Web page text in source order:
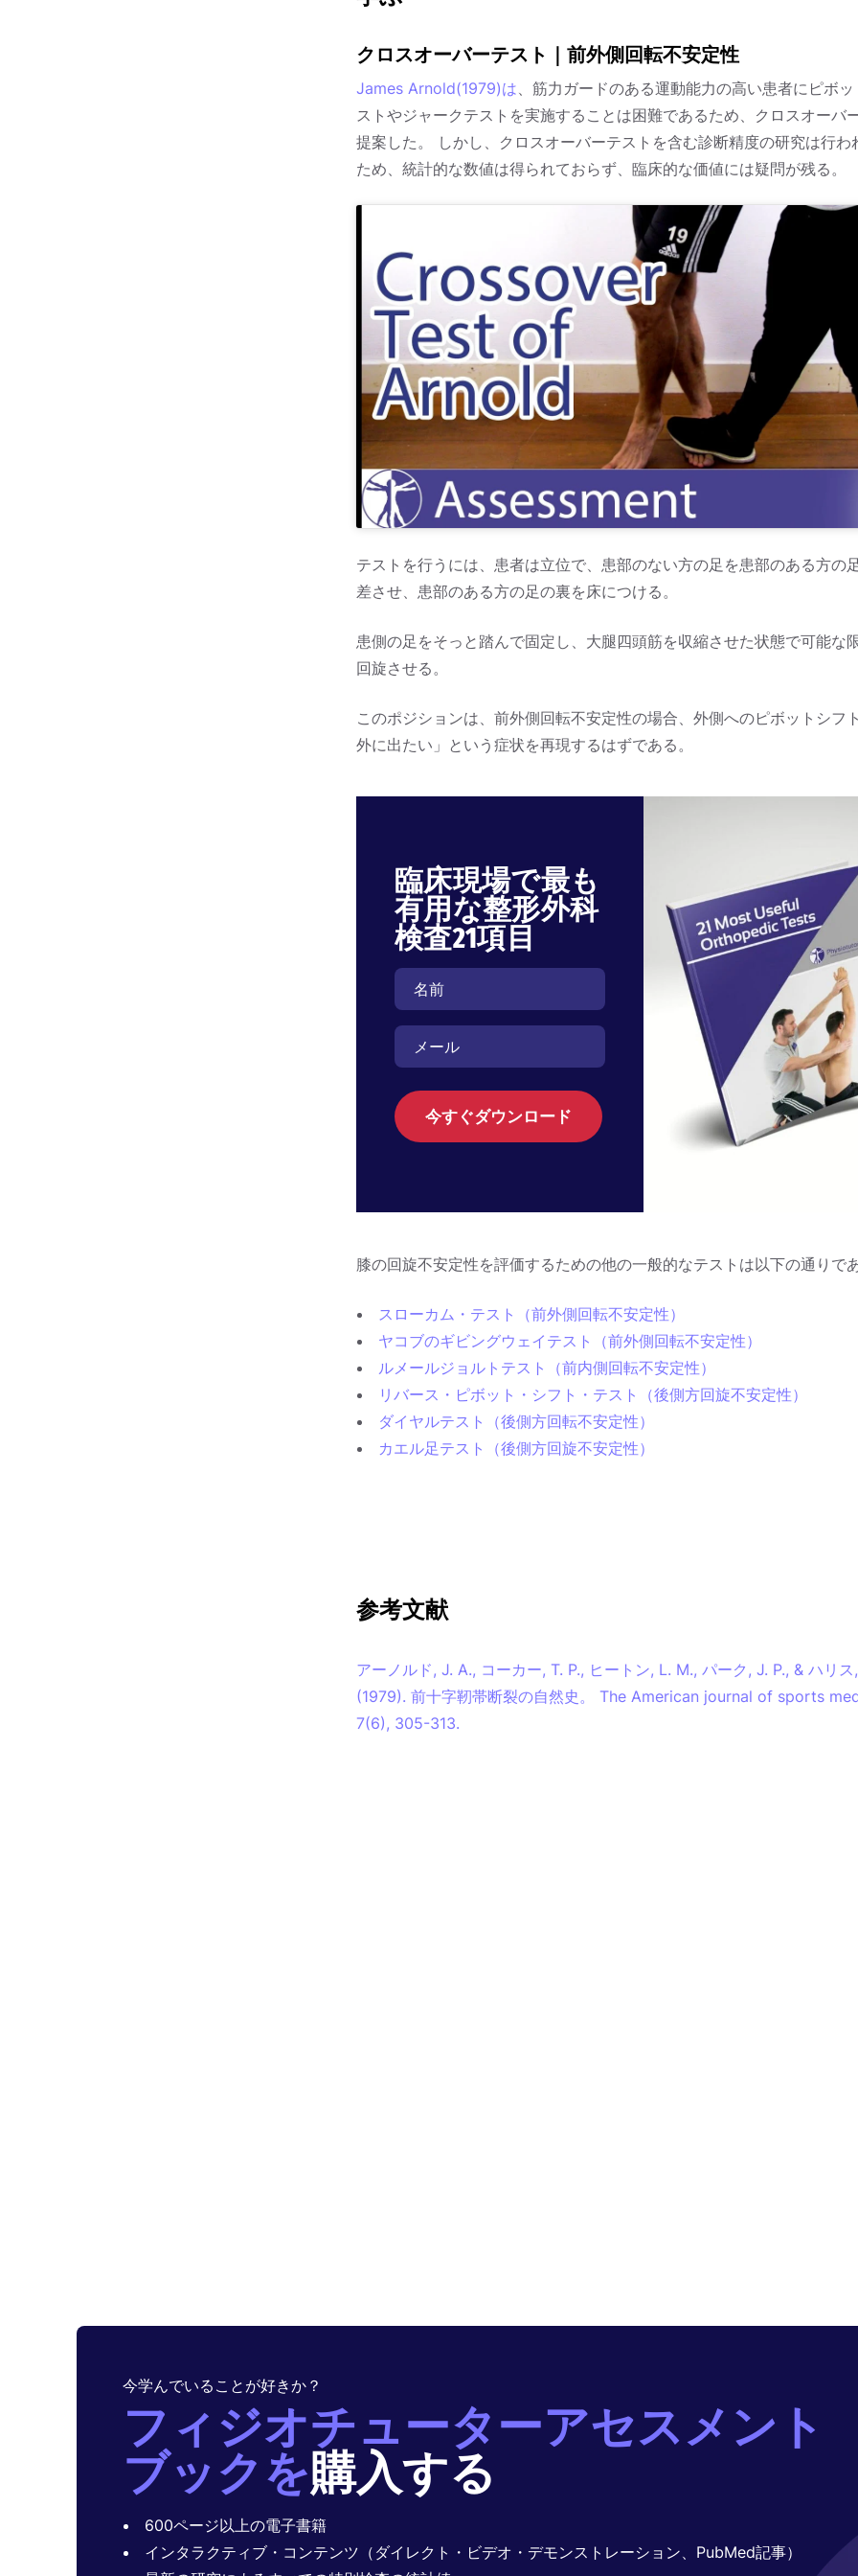
クロスオーバーテスト｜前外側回転不安定性
James Arnold(1979)は 、筋力ガードのある運動能力の高い患者にピボ
ストやジャークテストを実施することは困難であるため、クロスオーバ
提案した。 しかし、クロスオーバーテストを含む診断精度の研究は行わ
ため、統計的な数値は得られておらず、臨床的な価値には疑問が残る。
テストを行うには、患者は立位で、患部のない方の足を患部のある方の
差させ、患部のある方の足の裏を床につける。
患側の足をそっと踏んで固定し、大腿四頭筋を収縮させた状態で可能な
回旋させる。
このポジションは、前外側回転不安定性の場合、外側へのピボットシフ
外に出たい」という症状を再現するはずである。
臨床現場で最も
有用な整形外科
検査21項目
今すぐダウンロード
膝の回旋不安定性を評価するための他の一般的なテストは以下の通りで
スローカム・テスト（前外側回転不安定性）
ヤコブのギビングウェイテスト（前外側回転不安定性）
ルメールジョルトテスト（前内側回転不安定性）
リバース・ピボット・シフト・テスト（後側方回旋不安定性）
ダイヤルテスト（後側方回転不安定性）
カエル足テスト（後側方回旋不安定性）
参考文献
アーノルド, J. A., コーカー, T. P., ヒートン, L. M., パーク, J. P., & ハリス
(1979). 前十字靭帯断裂の自然史。 The American journal of sports
7(6), 305-313.
今学んでいることが好きか？
フィジオチューターアセスメント
ブックを購入する
600ページ以上の電子書籍
インタラクティブ・コンテンツ（ダイレクト・ビデオ・デモンストレーション、PubMed記事）